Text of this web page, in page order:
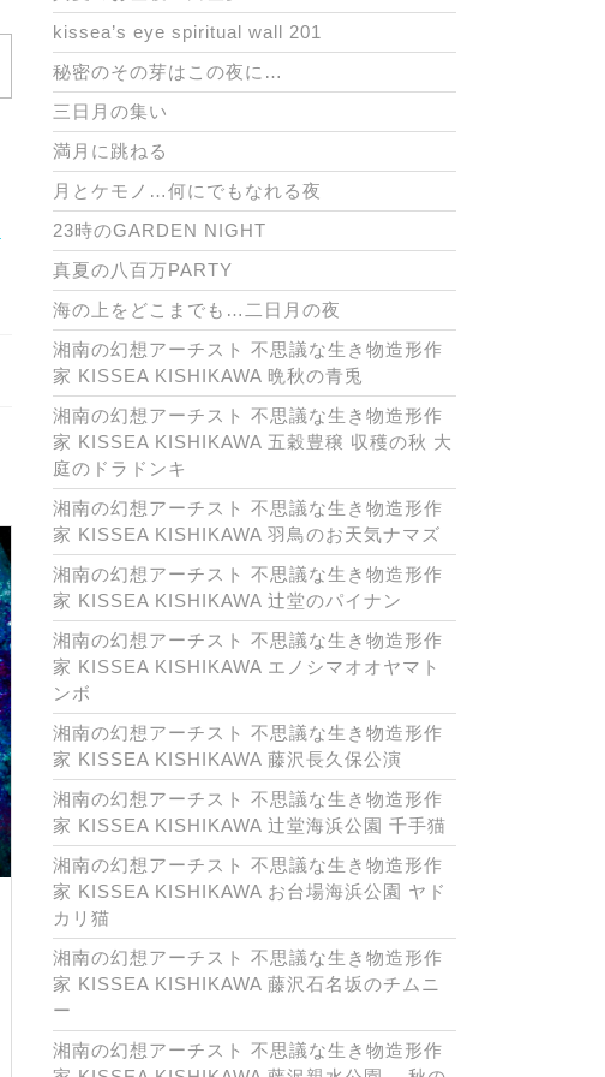
kissea’s eye spiritual wall 201
秘密のその芽はこの夜に…
三日月の集い
満月に跳ねる
月とケモノ…何にでもなれる夜
23時のGARDEN NIGHT
真夏の八百万PARTY
海の上をどこまでも…二日月の夜
湘南の幻想アーチスト 不思議な生き物造形作
家 KISSEA KISHIKAWA 晩秋の青兎
湘南の幻想アーチスト 不思議な生き物造形作
家 KISSEA KISHIKAWA 五穀豊穣 収穫の秋 大
庭のドラドンキ
湘南の幻想アーチスト 不思議な生き物造形作
家 KISSEA KISHIKAWA 羽鳥のお天気ナマズ
湘南の幻想アーチスト 不思議な生き物造形作
家 KISSEA KISHIKAWA 辻堂のパイナン
湘南の幻想アーチスト 不思議な生き物造形作
家 KISSEA KISHIKAWA エノシマオオヤマト
ンボ
湘南の幻想アーチスト 不思議な生き物造形作
家 KISSEA KISHIKAWA 藤沢長久保公演
湘南の幻想アーチスト 不思議な生き物造形作
家 KISSEA KISHIKAWA 辻堂海浜公園 千手猫
湘南の幻想アーチスト 不思議な生き物造形作
家 KISSEA KISHIKAWA お台場海浜公園 ヤド
カリ猫
湘南の幻想アーチスト 不思議な生き物造形作
家 KISSEA KISHIKAWA 藤沢石名坂のチムニ
ー
湘南の幻想アーチスト 不思議な生き物造形作